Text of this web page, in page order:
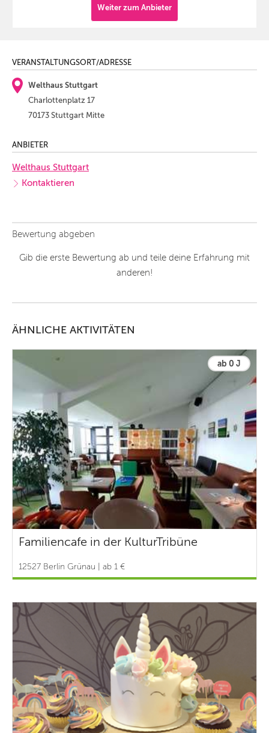
Weiter zum Anbieter
VERANSTALTUNGSORT/ADRESSE
Welthaus Stuttgart
Charlottenplatz 17
70173 Stuttgart Mitte
ANBIETER
Welthaus Stuttgart
Kontaktieren
Bewertung abgeben
Gib die erste Bewertung ab und teile deine Erfahrung mit
anderen!
ÄHNLICHE AKTIVITÄTEN
ab 0 J
Familiencafe in der KulturTribüne
12527 Berlin Grünau | ab 1 €